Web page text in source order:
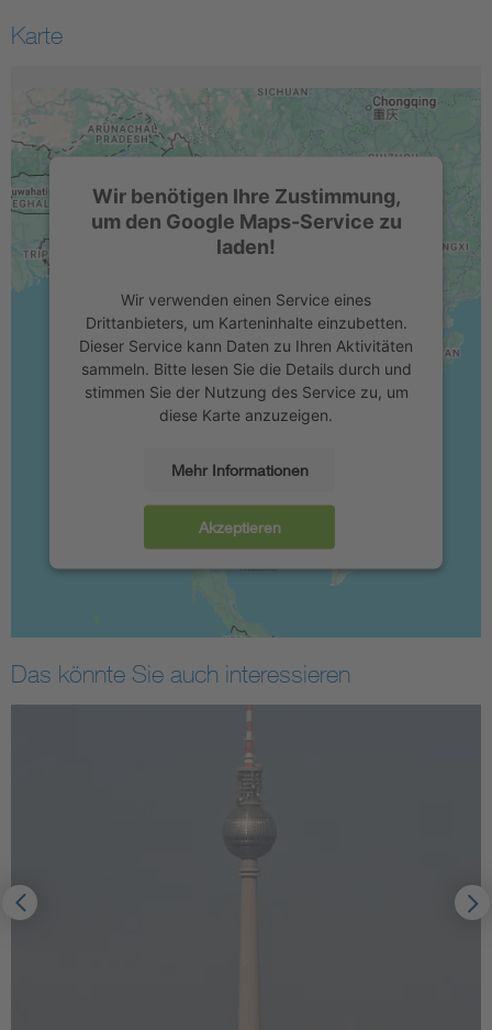
Karte
Wir benötigen Ihre Zustimmung,
um den Google Maps-Service zu
laden!
Wir verwenden einen Service eines
Drittanbieters, um Karteninhalte einzubetten.
Dieser Service kann Daten zu Ihren Aktivitäten
sammeln. Bitte lesen Sie die Details durch und
stimmen Sie der Nutzung des Service zu, um
diese Karte anzuzeigen.
Mehr Informationen
Akzeptieren
Das könnte Sie auch interessieren